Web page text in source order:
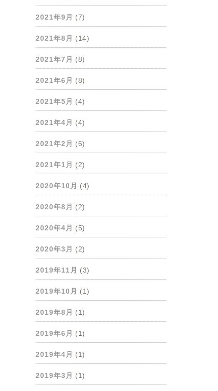
2021年9月 (7)
2021年8月 (14)
2021年7月 (8)
2021年6月 (8)
2021年5月 (4)
2021年4月 (4)
2021年2月 (6)
2021年1月 (2)
2020年10月 (4)
2020年8月 (2)
2020年4月 (5)
2020年3月 (2)
2019年11月 (3)
2019年10月 (1)
2019年8月 (1)
2019年6月 (1)
2019年4月 (1)
2019年3月 (1)